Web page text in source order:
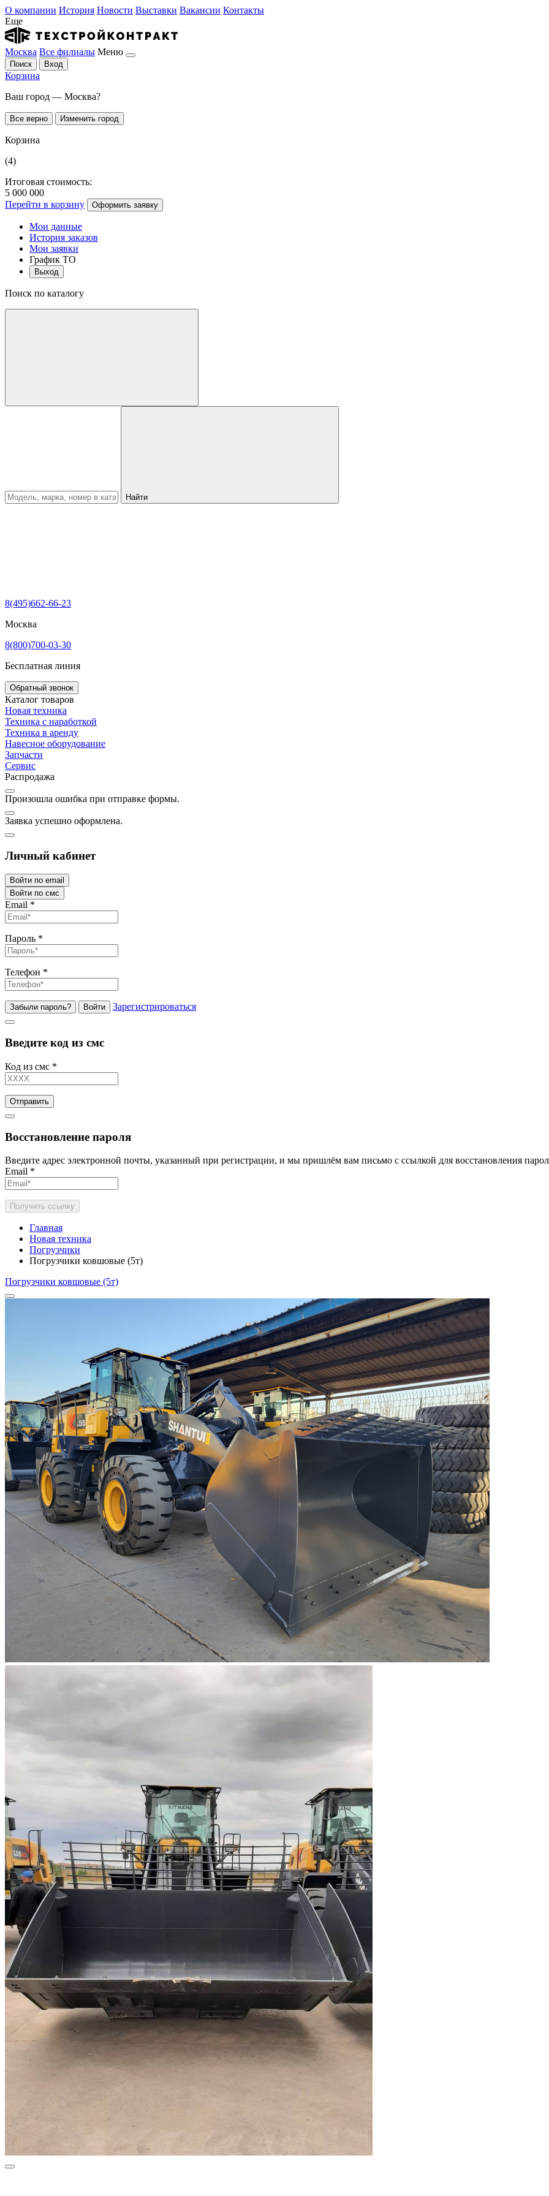
О компании История Новости Выставки Вакансии Контакты
Еще
Москва Все филиалы Меню
Поиск Вход
Корзина
Ваш город — Москва?
Все верно Изменить город
Корзина
(4)
Итоговая стоимость:
5 000 000
Перейти в корзину
Оформить заявку
Мои данные
История заказов
Мои заявки
График ТО
Выход
Поиск по каталогу
Найти
8(495)662-66-23
Москва
8(800)700-03-30
Бесплатная линия
Обратный звонок
Каталог товаров
Новая техника
Техника с наработкой
Техника в аренду
Навесное оборудование
Запчасти
Сервис
Распродажа
Произошла ошибка при отправке формы.
Заявка успешно оформлена.
Личный кабинет
Войти по email
Войти по смс
Email *
Пароль *
Телефон *
Забыли пароль? Войти Зарегистрироваться
Введите код из смс
Код из смс *
Отправить
Восстановление пароля
Введите адрес электронной почты, указанный при регистрации, и мы пришлём вам письмо с ссылкой для восстановления
Email *
Получить ссылку
Главная
Новая техника
Погрузчики
Погрузчики ковшовые (5т)
Погрузчики ковшовые (5т)